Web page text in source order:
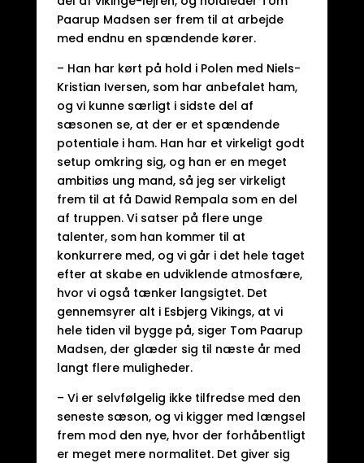
Paarup Madsen ser frem til at arbejde
med endnu en spændende kører.
– Han har kørt på hold i Polen med Niels-
Kristian Iversen, som har anbefalet ham,
og vi kunne særligt i sidste del af
sæsonen se, at der er et spændende
potentiale i ham. Han har et virkeligt godt
setup omkring sig, og han er en meget
ambitiøs ung mand, så jeg ser virkeligt
frem til at få Dawid Rempala som en del
af truppen. Vi satser på flere unge
talenter, som han kommer til at
konkurrere med, og vi går i det hele taget
efter at skabe en udviklende atmosfære,
hvor vi også tænker langsigtet. Det
gennemsyrer alt i Esbjerg Vikings, at vi
hele tiden vil bygge på, siger Tom Paarup
Madsen, der glæder sig til næste år med
langt flere muligheder.
– Vi er selvfølgelig ikke tilfredse med den
seneste sæson, og vi kigger med længsel
frem mod den nye, hvor der forhåbentligt
er meget mere normalitet. Det giver sig